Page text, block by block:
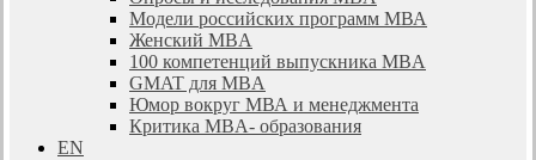
Модели российских программ МВА
Женский MBA
100 компетенций выпускника MBA
GMAT для MBA
Юмор вокруг МВА и менеджмента
Критика MBA- образования
EN